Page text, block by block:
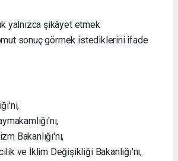
yalnızca şikâyet etmek
sonuç görmek istediklerini ifade
Bakanlığı'nı,
ve İklim Değişikliği Bakanlığı'nı,